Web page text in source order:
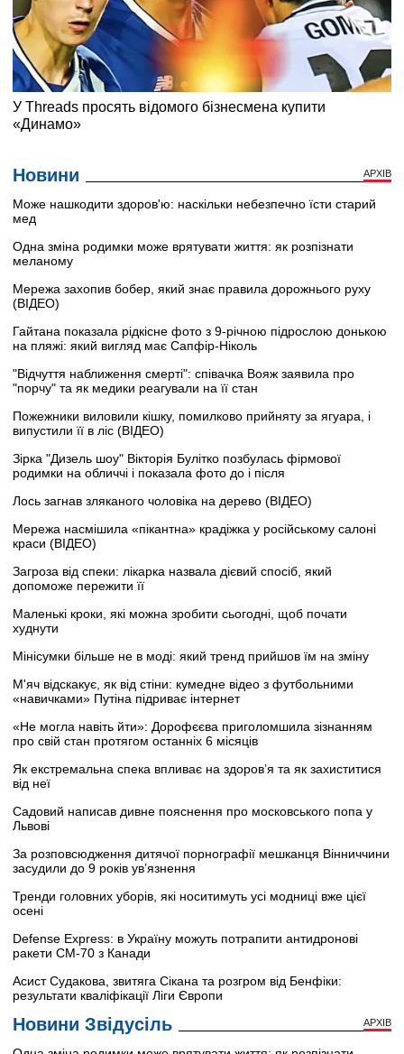
Новини АРХІВ
Може нашкодити здоров'ю: наскільки небезпечно їсти старий
мед
Одна зміна родимки може врятувати життя: як розпізнати
меланому
Мережа захопив бобер, який знає правила дорожнього руху
(ВІДЕО)
Гайтана показала рідкісне фото з 9-річною підрослою донькою
на пляжі: який вигляд має Сапфір-Ніколь
"Відчуття наближення смерті": співачка Вояж заявила про
"порчу" та як медики реагували на її стан
Пожежники виловили кішку, помилково прийняту за ягуара, і
випустили її в ліс (ВІДЕО)
Зірка "Дизель шоу" Вікторія Булітко позбулась фірмової
родимки на обличчі і показала фото до і після
Лось загнав зляканого чоловіка на дерево (ВІДЕО)
Мережа насмішила «пікантна» крадіжка у російському салоні
краси (ВІДЕО)
Загроза від спеки: лікарка назвала дієвий спосіб, який
допоможе пережити її
Маленькі кроки, які можна зробити сьогодні, щоб почати
худнути
Мінісумки більше не в моді: який тренд прийшов їм на зміну
М'яч відскакує, як від стіни: кумедне відео з футбольними
«навичками» Путіна підриває інтернет
«Не могла навіть йти»: Дорофєєва приголомшила зізнанням
про свій стан протягом останніх 6 місяців
Як екстремальна спека впливає на здоров’я та як захиститися
від неї
Садовий написав дивне пояснення про московського попа у
Львові
За розповсюдження дитячої порнографії мешканця Вінниччини
засудили до 9 років ув’язнення
Тренди головних уборів, які носитимуть усі модниці вже цієї
осені
Defense Express: в Україну можуть потрапити антидронові
ракети CM-70 з Канади
Асист Судакова, звитяга Сікана та розгром від Бенфіки:
результати кваліфікації Ліги Європи
Новини Звідусіль АРХІВ